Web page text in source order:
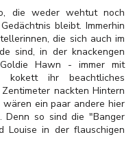
die weder wehtut noch
bleibt. Immerhin
die sich auch im
sind, in der knackengen
Hawn - immer mit
kokett ihr beachtliches
nackten Hintern
ein paar andere hier
Denn so sind die "Banger
Louise in der flauschigen